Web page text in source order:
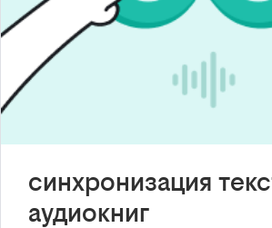
синхронизация
аудиокниг